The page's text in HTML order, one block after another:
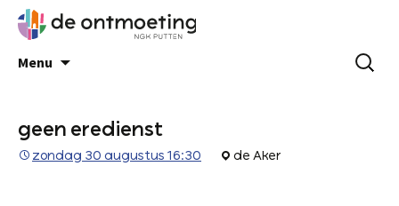
Menu
geen eredienst
zondag 30 augustus 16:30 de Aker